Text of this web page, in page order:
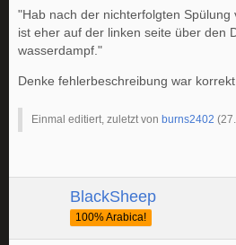
"Hab nach der nichterfolgten
ist eher auf der linken seite über den
wasserdampf."
Denke fehlerbeschreibung war korrekt
Einmal editiert, zuletzt von burns2402 (
BlackSheep
100% Arabica!